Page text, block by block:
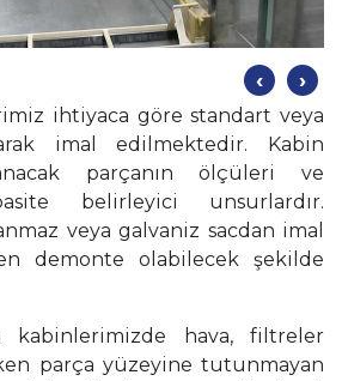
‹ ›
ihtiyaca göre standart veya
imal edilmektedir. Kabin
parçanın ölçüleri ve
belirleyici unsurlardır.
veya galvaniz sacdan imal
demonte olabilecek şekilde
hava, filtreler
parça yüzeyine tutunmayan